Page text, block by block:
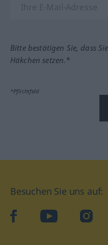
Bitte bestätigen Sie, dass
Häkchen setzen.*
*Pflichtfeld
Besuchen Sie uns auf:
facebookYouTube